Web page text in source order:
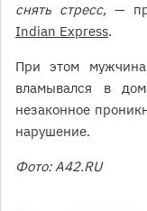
снять стресс, —
Indian Express.
При этом
вламывался в
незаконное
нарушение.
Фото: A42.RU